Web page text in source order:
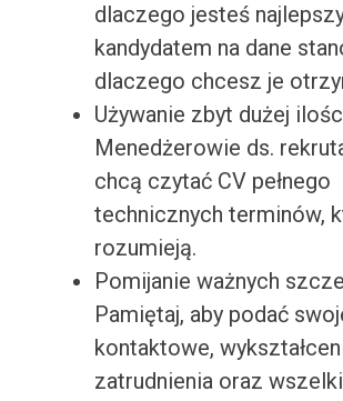
dlaczego jesteś
kandydatem na dane
dlaczego chcesz je
Używanie zbyt dużej
Menedżerowie ds.
chcą czytać CV pełnego
technicznych terminów,
rozumieją.
Pomijanie ważnych
Pamiętaj, aby podać
kontaktowe,
zatrudnienia oraz